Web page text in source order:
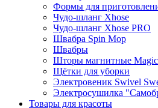
Формы для
Чудо-шланг Xhose
Чудо-шланг Xhose PRO
Швабра Spin Mop
Швабры
Шторы магнитные Magic
Щётки для уборки
Электровеник Swivel
Электросушилка
Товары для красоты